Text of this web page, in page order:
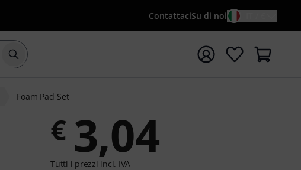
ContattaciSu di noi
Avviare la ricerca con il termine di ricerca {searchTerm}
Foam Pad Set
€ 3,04
Tutti i prezzi incl. IVA